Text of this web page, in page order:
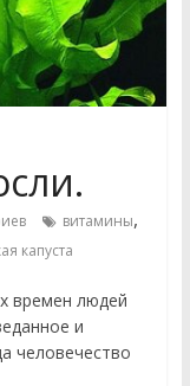
витамины,
капуста
времен людей
и
человечество